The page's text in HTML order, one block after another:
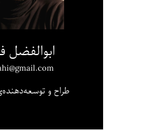
ابوالفضل
طراح و